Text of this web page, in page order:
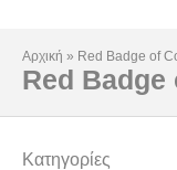
Αρχική » Red Badge of
Red Badge
Κατηγορίες